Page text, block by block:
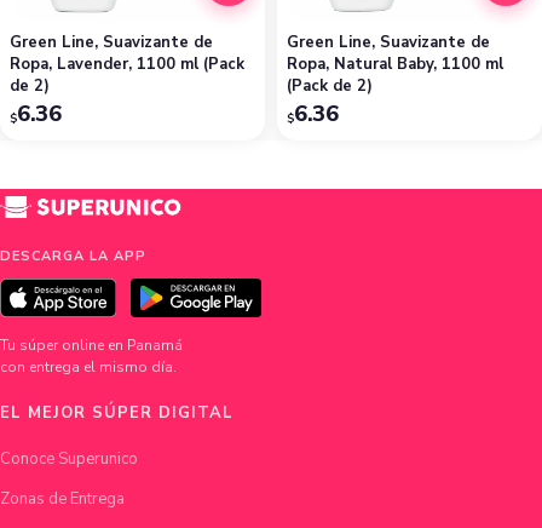
Green Line, Suavizante de
Ropa, Lavender, 1100 ml (Pack
de 2)
$6.36
Green Line, Suavizante de
Ropa, Natural Baby, 1100 ml
(Pack de 2)
$6.36
DESCARGA LA APP
Tu súper online en Panamá
con entrega el mismo día.
EL MEJOR SÚPER DIGITAL
Conoce Superunico
Zonas de Entrega